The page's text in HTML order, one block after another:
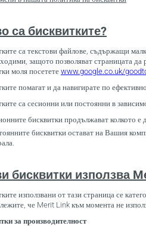
са бисквитките?
са текстови файлове, съдържащи
защото позволяват страницата
моля посетете www.google.co.uk/
помагат и да навигирате по
са сесионни или постоянни в
бисквитки продължават колкото е
бисквитки остават на Вашия
бисквитки използва
използвани от тази страница се
че Merit Link към момента не
за производителност